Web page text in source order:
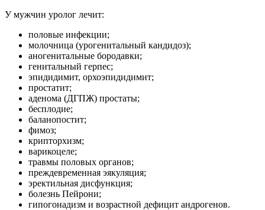
У мужчин уролог лечит:
половые инфекции;
молочница (урогенитальный кандидоз);
аногенитальные бородавки;
генитальный герпес;
эпидидимит, орхоэпидидимит;
простатит;
аденома (ДГПЖ) простаты;
бесплодие;
баланопостит;
фимоз;
крипторхизм;
варикоцеле;
травмы половых органов;
преждевременная эякуляция;
эректильная дисфункция;
болезнь Пейрони;
гипогонадизм и возрастной дефицит андрогенов.